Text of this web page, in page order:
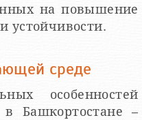
на повышение
устойчивости.
среде
особенностей
в Башкортостане –